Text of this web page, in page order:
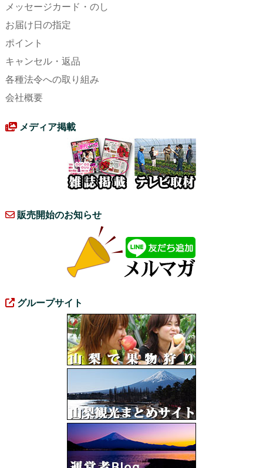
メッセージカード・のし
お届け日の指定
ポイント
キャンセル・返品
各種法令への取り組み
会社概要
メディア掲載
販売開始のお知らせ
グループサイト